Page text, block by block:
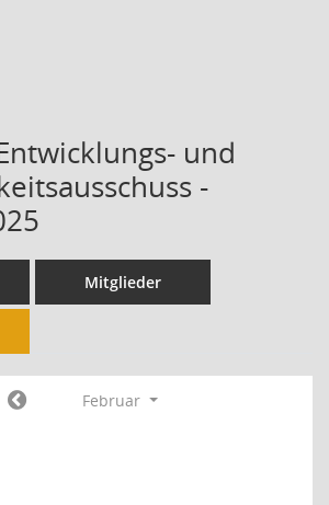
und
-
Mitglieder
Februar